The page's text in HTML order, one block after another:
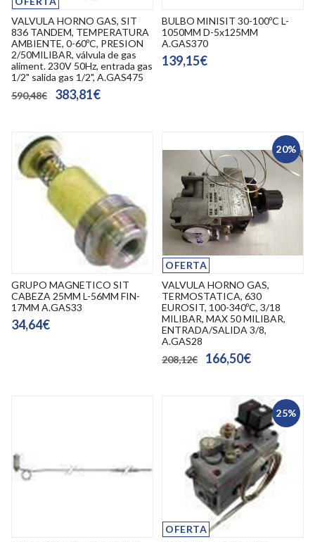
VALVULA HORNO GAS, SIT
836 TANDEM, TEMPERATURA
AMBIENTE, 0-60ºC, PRESION
2/50MILIBAR, válvula de gas
aliment. 230V 50Hz, entrada gas
1/2" salida gas 1/2", A.GAS475
590,48€
383,81€
BULBO MINISIT 30-100ºC L-
1050MM D-5x125MM
A.GAS370
139,15€
GRUPO MAGNETICO SIT
CABEZA 25MM L-56MM FIN-
17MM A.GAS33
34,64€
20%
OFERTA
VALVULA HORNO GAS,
TERMOSTATICA, 630
EUROSIT, 100-340ºC, 3/18
MILIBAR, MAX 50 MILIBAR,
ENTRADA/SALIDA 3/8,
A.GAS28
208,12€
166,50€
25%
OFERTA